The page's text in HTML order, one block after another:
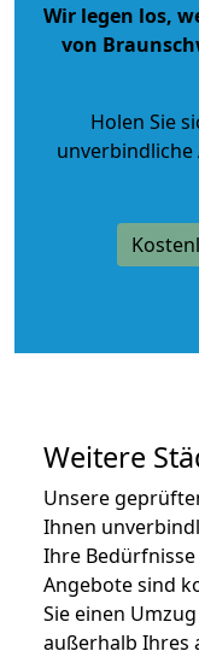
Wir legen los,
von
Holen Sie
unverbindliche
Weitere
Unsere
Ihnen
Ihre
Angebote sind
Sie einen
außerhalb Ihres